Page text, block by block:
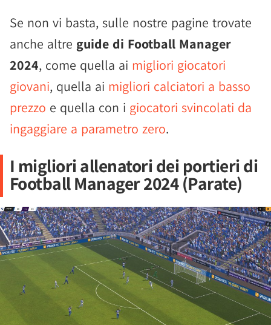
Se non vi basta, sulle nostre pagine trovate
anche altre guide di Football Manager
2024, come quella ai migliori giocatori
giovani, quella ai migliori calciatori a basso
prezzo e quella con i giocatori svincolati da
ingaggiare a parametro zero.
I migliori allenatori dei portieri di
Football Manager 2024 (Parate)